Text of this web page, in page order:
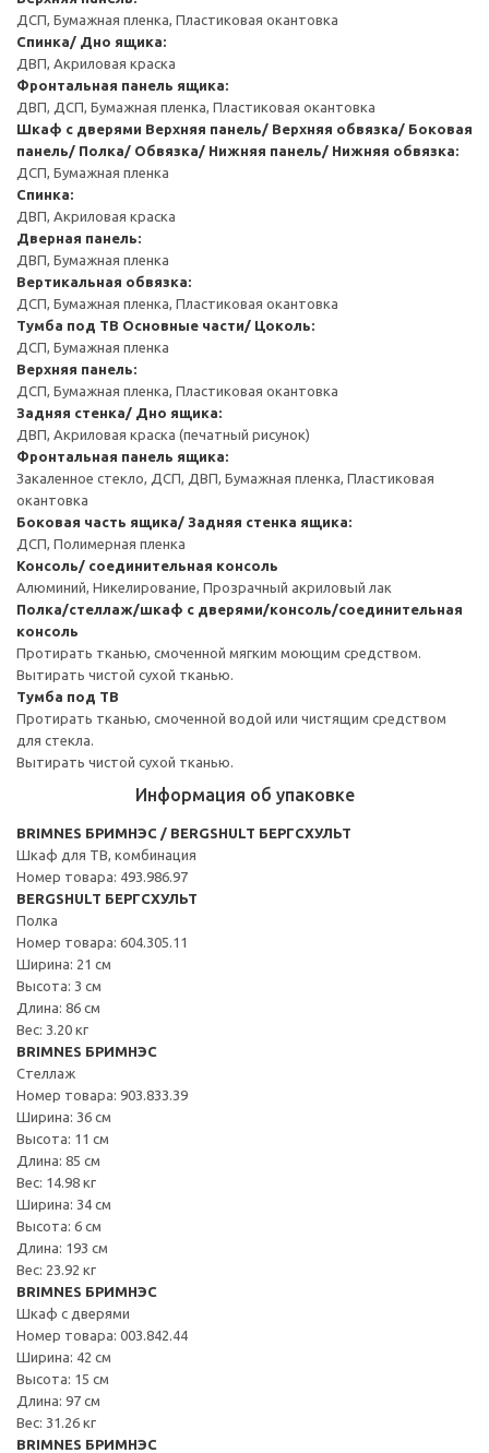
ДСП, Бумажная пленка, Пластиковая окантовка
Спинка/ Дно ящика:
ДВП, Акриловая краска
Фронтальная панель ящика:
ДВП, ДСП, Бумажная пленка, Пластиковая окантовка
Шкаф с дверями Верхняя панель/ Верхняя обвязка/ Боковая
панель/ Полка/ Обвязка/ Нижняя панель/ Нижняя обвязка:
ДСП, Бумажная пленка
Спинка:
ДВП, Акриловая краска
Дверная панель:
ДВП, Бумажная пленка
Вертикальная обвязка:
ДСП, Бумажная пленка, Пластиковая окантовка
Тумба под ТВ Основные части/ Цоколь:
ДСП, Бумажная пленка
Верхняя панель:
ДСП, Бумажная пленка, Пластиковая окантовка
Задняя стенка/ Дно ящика:
ДВП, Акриловая краска (печатный рисунок)
Фронтальная панель ящика:
Закаленное стекло, ДСП, ДВП, Бумажная пленка, Пластиковая
окантовка
Боковая часть ящика/ Задняя стенка ящика:
ДСП, Полимерная пленка
Консоль/ соединительная консоль
Алюминий, Никелирование, Прозрачный акриловый лак
Полка/стеллаж/шкаф с дверями/консоль/соединительная
консоль
Протирать тканью, смоченной мягким моющим средством.
Вытирать чистой сухой тканью.
Тумба под ТВ
Протирать тканью, смоченной водой или чистящим средством
для стекла.
Вытирать чистой сухой тканью.
Информация об упаковке
BRIMNES БРИМНЭС / BERGSHULT БЕРГСХУЛЬТ
Шкаф для ТВ, комбинация
Номер товара: 493.986.97
BERGSHULT БЕРГСХУЛЬТ
Полка
Номер товара: 604.305.11
Ширина: 21 см
Высота: 3 см
Длина: 86 см
Вес: 3.20 кг
BRIMNES БРИМНЭС
Стеллаж
Номер товара: 903.833.39
Ширина: 36 см
Высота: 11 см
Длина: 85 см
Вес: 14.98 кг
Ширина: 34 см
Высота: 6 см
Длина: 193 см
Вес: 23.92 кг
BRIMNES БРИМНЭС
Шкаф с дверями
Номер товара: 003.842.44
Ширина: 42 см
Высота: 15 см
Длина: 97 см
Вес: 31.26 кг
BRIMNES БРИМНЭС